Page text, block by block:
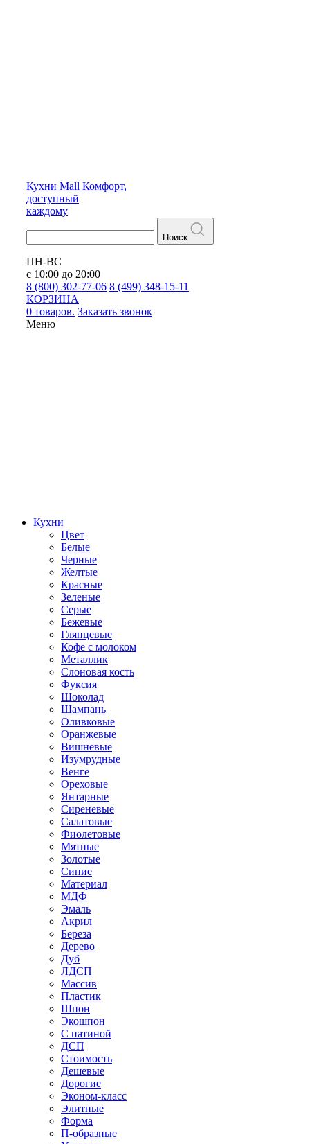
Кухни Mall Комфорт,
доступный
каждому
Поиск
ПН-ВС
с 10:00 до 20:00
8 (800) 302-77-06 8 (499) 348-15-11
КОРЗИНА
0 товаров. Заказать звонок
Меню
Кухни
Цвет
Белые
Черные
Желтые
Красные
Зеленые
Серые
Бежевые
Глянцевые
Кофе с молоком
Металлик
Слоновая кость
Фуксия
Шоколад
Шампань
Оливковые
Оранжевые
Вишневые
Изумрудные
Венге
Ореховые
Янтарные
Сиреневые
Салатовые
Фиолетовые
Мятные
Золотые
Синие
Материал
МДФ
Эмаль
Акрил
Береза
Дерево
Дуб
ЛДСП
Массив
Пластик
Шпон
Экошпон
С патиной
ДСП
Стоимость
Дешевые
Дорогие
Эконом-класс
Элитные
Форма
П-образные